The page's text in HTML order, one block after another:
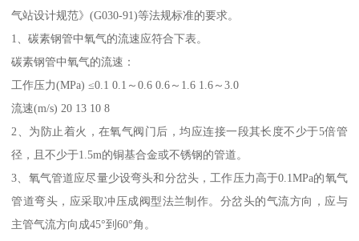
气站设计规范》(G030-91)等法规标准的要求。
1、碳素钢管中氧气的流速应符合下表。
碳素钢管中氧气的流速：
工作压力(MPa) ≤0.1 0.1～0.6 0.6～1.6 1.6～3.0
流速(m/s) 20 13 10 8
2、为防止着火，在氧气阀门后，均应连接一段其长度不少于5倍管
径，且不少于1.5m的铜基合金或不锈钢的管道。
3、氧气管道应尽量少设弯头和分岔头，工作压力高于0.1MPa的氧气
管道弯头，应采取冲压成阀型法兰制作。分岔头的气流方向，应与
主管气流方向成45°到60°角。